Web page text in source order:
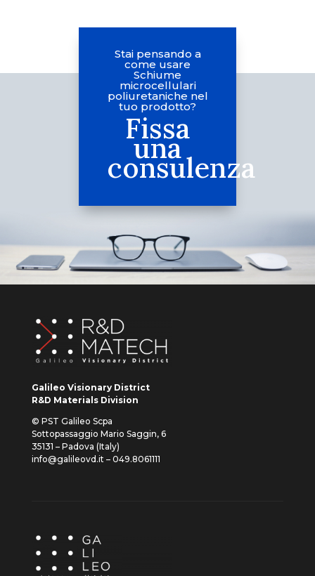
Stai pensando a
come usare
Schiume
microcellulari
poliuretaniche nel
tuo prodotto?
Fissa
una
consulenza
Galileo Visionary District
R&D Materials Division
© PST Galileo Scpa
Sottopassaggio Mario Saggin, 6
35131 – Padova (Italy)
info@galileovd.it – 049.8061111